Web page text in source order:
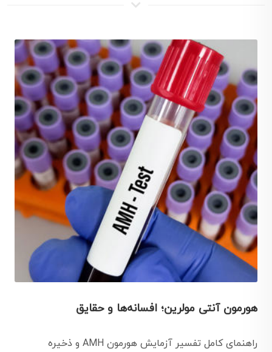
هورمون آنتی مولرین؛ افسانه‌ها و حقایق
راهنمای کامل تفسیر آزمایش هورمون AMH و ذخیره